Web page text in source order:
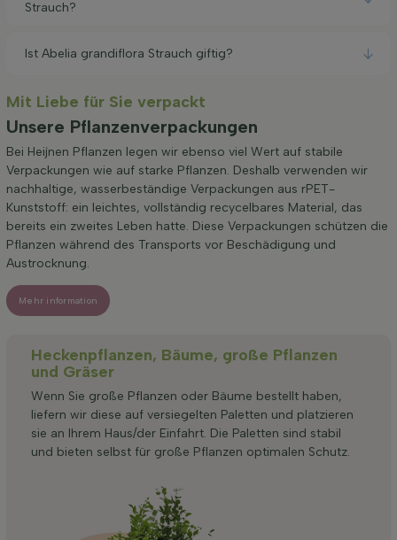
Strauch?
Ist Abelia grandiflora Strauch giftig?
Mit Liebe für Sie verpackt
Unsere Pflanzenverpackungen
Bei Heijnen Pflanzen legen wir ebenso viel Wert auf stabile
Verpackungen wie auf starke Pflanzen. Deshalb verwenden wir
nachhaltige, wasserbeständige Verpackungen aus rPET-
Kunststoff: ein leichtes, vollständig recycelbares Material, das
bereits ein zweites Leben hatte. Diese Verpackungen schützen die
Pflanzen während des Transports vor Beschädigung und
Austrocknung.
Mehr information
Heckenpflanzen, Bäume, große Pflanzen
und Gräser
Wenn Sie große Pflanzen oder Bäume bestellt haben,
liefern wir diese auf versiegelten Paletten und platzieren
sie an Ihrem Haus/der Einfahrt. Die Paletten sind stabil
und bieten selbst für große Pflanzen optimalen Schutz.